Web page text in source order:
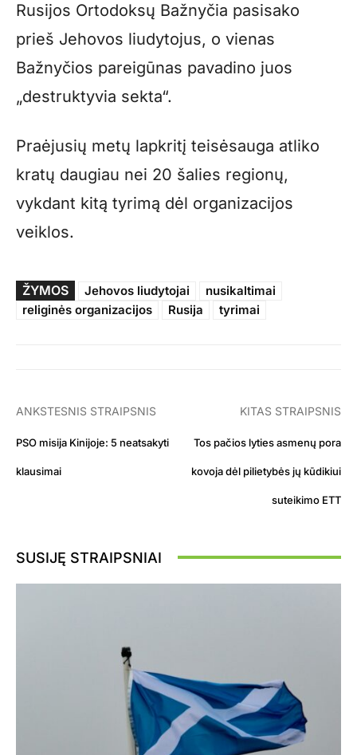
Rusijos Ortodoksų Bažnyčia pasisako
prieš Jehovos liudytojus, o vienas
Bažnyčios pareigūnas pavadino juos
„destruktyvia sekta“.
Praėjusių metų lapkritį teisėsauga atliko
kratų daugiau nei 20 šalies regionų,
vykdant kitą tyrimą dėl organizacijos
veiklos.
ŽYMOS Jehovos liudytojai
nusikaltimai
religinės organizacijos
Rusija tyrimai
ANKSTESNIS STRAIPSNIS
PSO misija Kinijoje: 5 neatsakyti
klausimai
KITAS STRAIPSNIS
Tos pačios lyties asmenų pora
kovoja dėl pilietybės jų kūdikiui
suteikimo ETT
SUSIJĘ STRAIPSNIAI